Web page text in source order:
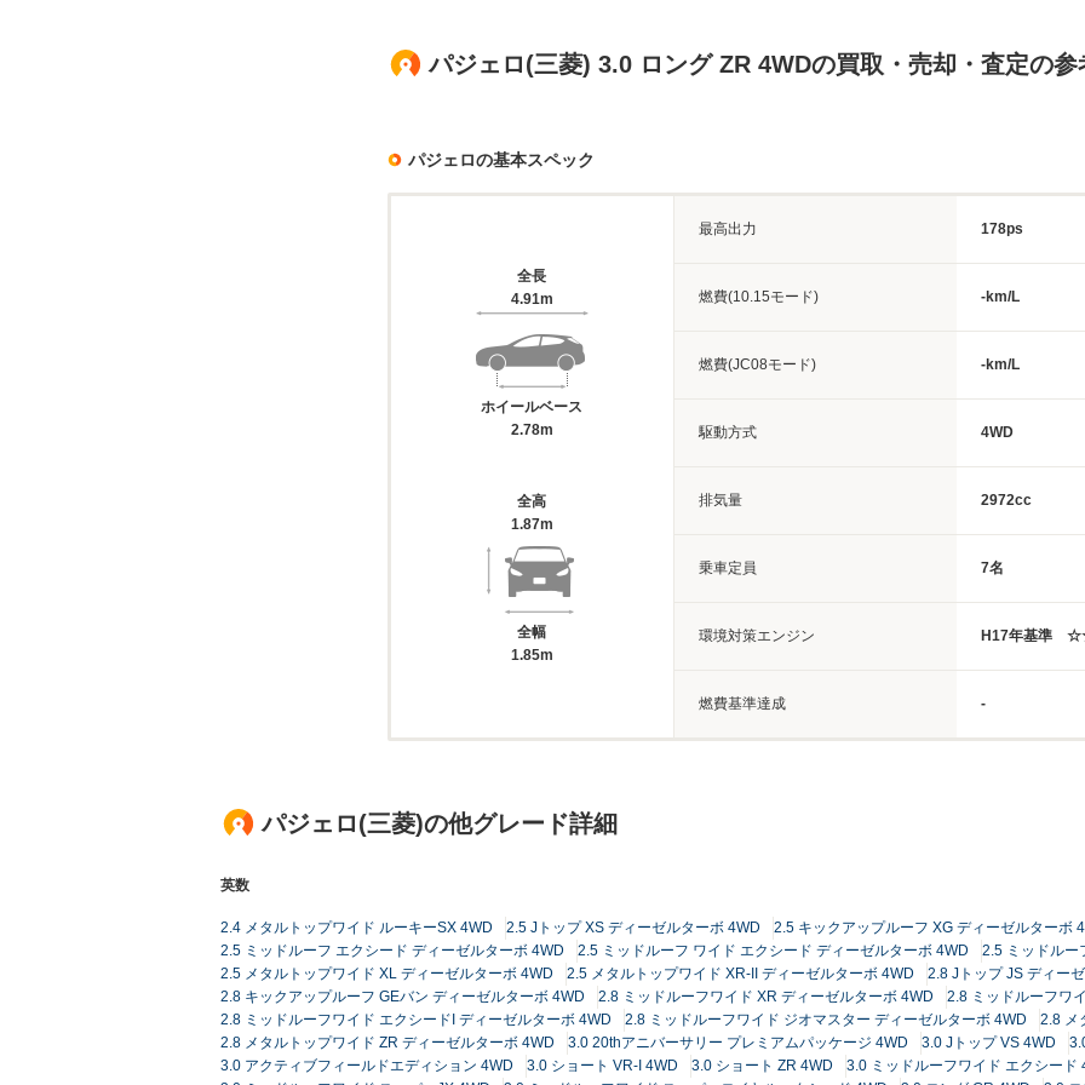
パジェロ(三菱) 3.0 ロング ZR 4WDの買取・売却・査定の参
パジェロの基本スペック
全長
4.91m
ホイールベース
2.78m
全高
1.87m
全幅
1.85m
最高出力 178ps
燃費(10.15モード) -km/L
燃費(JC08モード) -km/L
駆動方式 4WD
排気量 2972cc
乗車定員 7名
環境対策エンジン H17年基準
燃費基準達成 -
パジェロ(三菱)の他グレード詳細
英数
2.4 メタルトップワイド ルーキーSX 4WD 2.5 Jトップ XS ディーゼルターボ 4WD
2.5 キックアップルーフ XG ディーゼルターボ
2.5 ミッドルーフ エクシード ディーゼルターボ 4WD
2.5 ミッドルーフ ワイド エクシード ディーゼルターボ 4WD
2.5 ミッドルー
2.5 メタルトップワイド XL ディーゼルターボ 4WD
2.5 メタルトップワイド XR-II ディーゼルターボ 4WD
2.8 Jトップ JS ディー
2.8 キックアップルーフ GEバン ディーゼルターボ 4WD
2.8 ミッドルーフワイド XR ディーゼルターボ 4WD
2.8 ミッドルーフワ
2.8 ミッドルーフワイド エクシードI ディーゼルターボ 4WD
2.8 ミッドルーフワイド ジオマスター ディーゼルターボ 4WD
2.8 メ
2.8 メタルトップワイド ZR ディーゼルターボ 4WD
3.0 20thアニバーサリー プレミアムパッケージ 4WD 3.0 Jトップ VS 4WD
3.0 アクティブフィールドエディション 4WD
3.0 ショート VR-I 4WD 3.0 ショート ZR 4WD
3.0 ミッドルーフワイド エクシード